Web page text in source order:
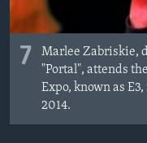
7
Marlee Zabriskie,
"Portal", attends
Expo, known as
2014.